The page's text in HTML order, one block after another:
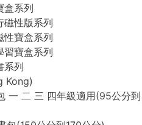
盒系列
磁性版系列
性寶盒系列
習寶盒系列
系列
Kong)
一 二 三 四年級適用(95公分到